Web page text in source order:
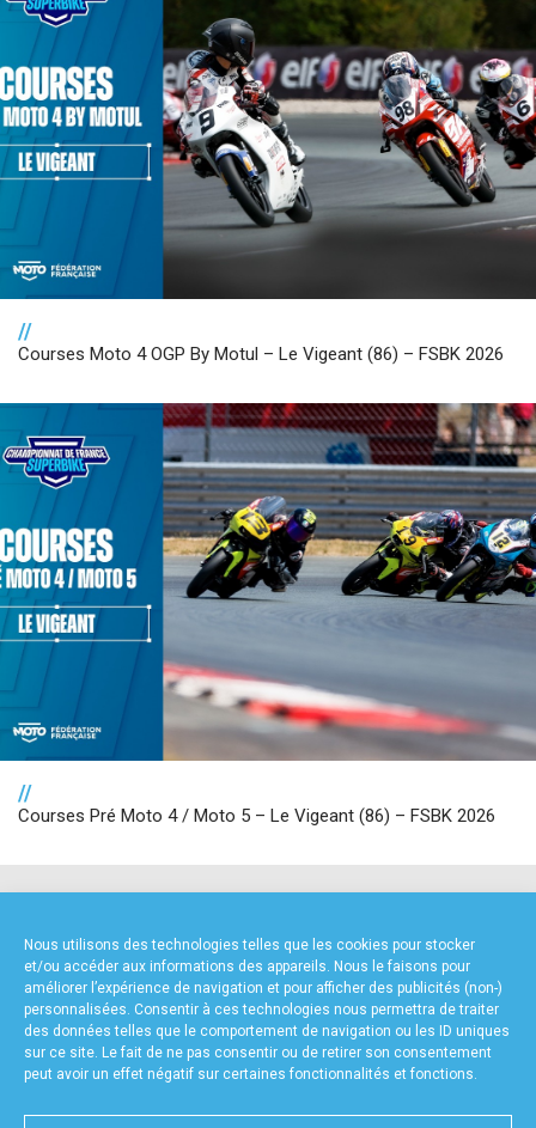
Nous utilisons des technologies telles que les cookies pour stocker
et/ou accéder aux informations des appareils. Nous le faisons pour
améliorer l’expérience de navigation et pour afficher des publicités (non-)
personnalisées. Consentir à ces technologies nous permettra de traiter
des données telles que le comportement de navigation ou les ID uniques
sur ce site. Le fait de ne pas consentir ou de retirer son consentement
peut avoir un effet négatif sur certaines fonctionnalités et fonctions.
//
Courses Moto 4 OGP By Motul – Le Vigeant (86) – FSBK 2026
//
Courses Pré Moto 4 / Moto 5 – Le Vigeant (86) – FSBK 2026